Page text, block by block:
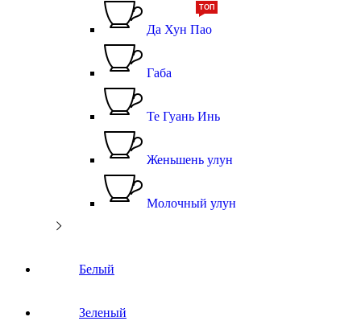
Да Хун Пао
ТОП
Габа
Те Гуань Инь
Женьшень улун
Молочный улун
Белый
Зеленый